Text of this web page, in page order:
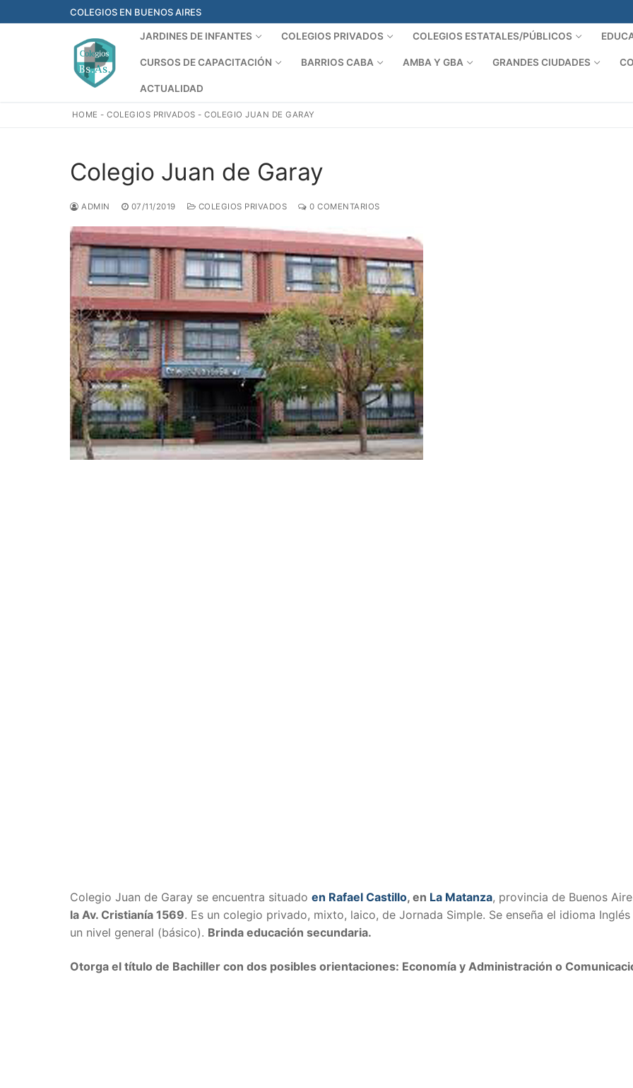
al
COLEGIOS EN BUENOS AIRES
JARDINES DE INFANTES COLEGIOS PRIVADOS COLEGIOS ESTATALES/PÚBLICOS
CURSOS DE CAPACITACIÓN BARRIOS CABA AMBA Y GBA GRANDES CIUDADES
ACTUALIDAD
HOME -COLEGIOS PRIVADOS -COLEGIO JUAN DE GARAY
Colegio Juan de Garay
ADMIN 07/11/2019 COLEGIOS PRIVADOS 0 COMENTARIOS
Colegio Juan de Garay se encuentra situado en Rafael Castillo, en La Matanza, provincia de Buenos
la Av. Cristianía 1569. Es un colegio privado, mixto, laico, de Jornada Simple. Se enseña el idioma Inglés
un nivel general (básico). Brinda educación secundaria.
Otorga el título de Bachiller con dos posibles orientaciones: Economía y Administración o